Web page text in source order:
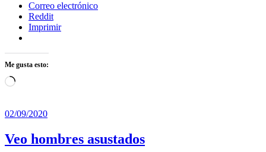
Correo electrónico
Reddit
Imprimir
Me gusta esto:
Cargando...
02/09/2020
Veo hombres asustados